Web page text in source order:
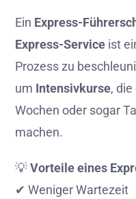
Ein Express-
Express-Service ist
Prozess zu
um Intensivkurse,
Wochen oder sogar
machen.
💡Vorteile eines
✔ Weniger Wartezeit